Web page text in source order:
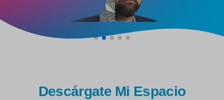
Descárgate Mi Espacio